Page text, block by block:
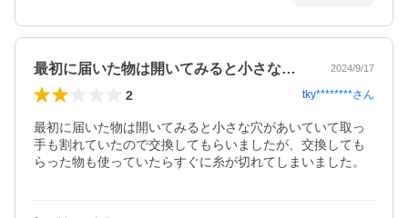
最初に届いた物は開いてみると小さな穴が… 2024/9/17
2 tky********さん
最初に届いた物は開いてみると小さな穴があいていて取っ
手も割れていたので交換してもらいましたが、交換しても
らった物も使っていたらすぐに糸が切れてしまいました。